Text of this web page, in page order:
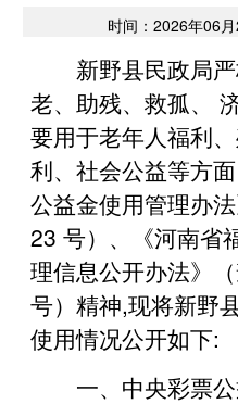
时间：2026年06
新野县民政局
老、助残、救孤、
要用于老年人福利
利、社会公益等方
公益金使用管理办
23 号）、《河南省
理信息公开办法》
号）精神,现将新野
使用情况公开如下:
一、中央彩票